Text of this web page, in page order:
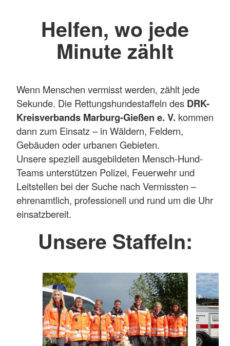
Helfen, wo jede
Minute zählt
Wenn Menschen vermisst werden, zählt jede
Sekunde. Die Rettungshundestaffeln des DRK-
Kreisverbands Marburg-Gießen e. V. kommen
dann zum Einsatz – in Wäldern, Feldern,
Gebäuden oder urbanen Gebieten.
Unsere speziell ausgebildeten Mensch-Hund-
Teams unterstützen Polizei, Feuerwehr und
Leitstellen bei der Suche nach Vermissten –
ehrenamtlich, professionell und rund um die Uhr
einsatzbereit.
Unsere Staffeln: